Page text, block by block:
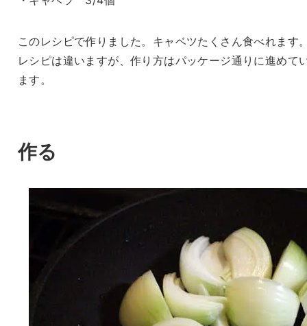
このレシピで作りました。キャベツたくさん食べれます
レシピは違いますが、作り方はパッケージ通りに進めて
ます。
作る